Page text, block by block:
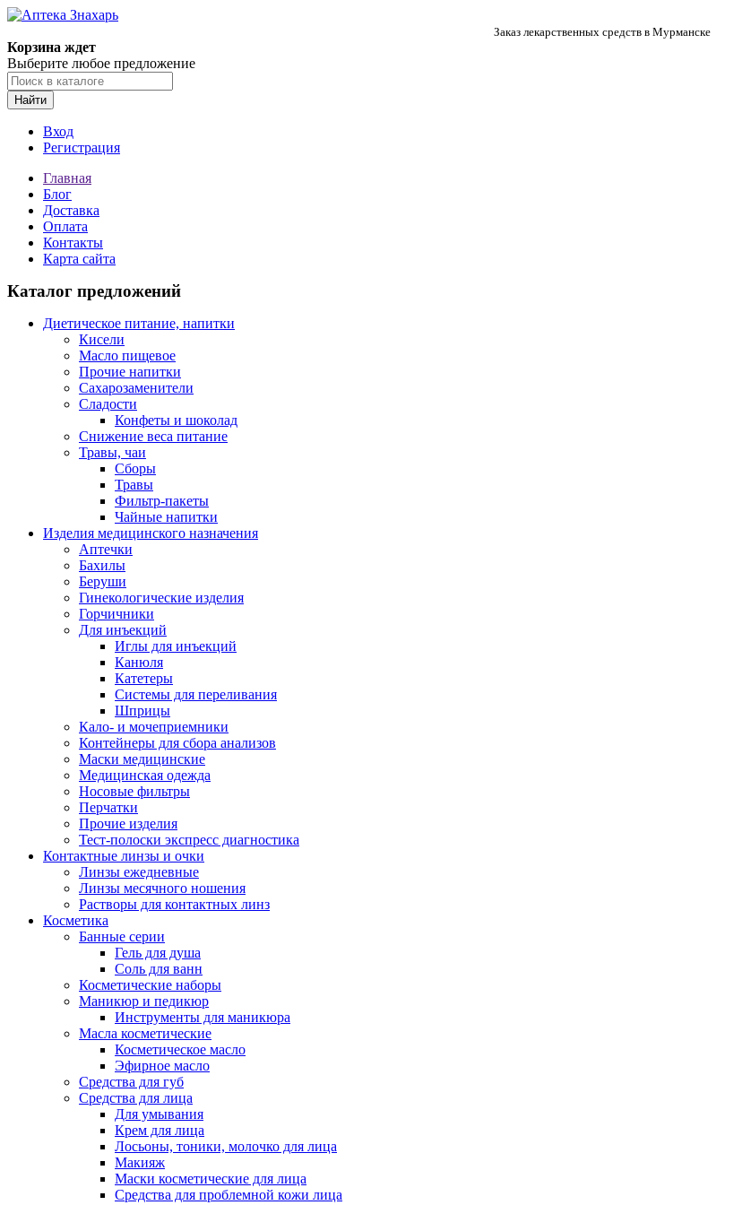
Заказ лекарственных средств в Мурманске
Корзина ждет
Выберите любое предложение
Найти
Вход
Регистрация
Главная
Блог
Доставка
Оплата
Контакты
Карта сайта
Каталог предложений
Диетическое питание, напитки
Кисели
Масло пищевое
Прочие напитки
Сахарозаменители
Сладости
Конфеты и шоколад
Снижение веса питание
Травы, чаи
Сборы
Травы
Фильтр-пакеты
Чайные напитки
Изделия медицинского назначения
Аптечки
Бахилы
Беруши
Гинекологические изделия
Горчичники
Для инъекций
Иглы для инъекций
Канюля
Катетеры
Системы для переливания
Шприцы
Кало- и мочеприемники
Контейнеры для сбора анализов
Маски медицинские
Медицинская одежда
Носовые фильтры
Перчатки
Прочие изделия
Тест-полоски экспресс диагностика
Контактные линзы и очки
Линзы ежедневные
Линзы месячного ношения
Растворы для контактных линз
Косметика
Банные серии
Гель для душа
Соль для ванн
Косметические наборы
Маникюр и педикюр
Инструменты для маникюра
Масла косметические
Косметическое масло
Эфирное масло
Средства для губ
Средства для лица
Для умывания
Крем для лица
Лосьоны, тоники, молочко для лица
Макияж
Маски косметические для лица
Средства для проблемной кожи лица